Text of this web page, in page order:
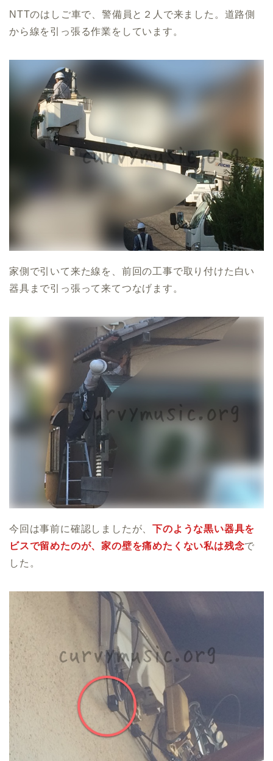
NTTのはしご車で、警備員と２人で来ました。道路側
から線を引っ張る作業をしています。
家側で引いて来た線を、前回の工事で取り付けた白い
器具まで引っ張って来てつなげます。
今回は事前に確認しましたが、下のような黒い器具を
ビスで留めたのが、家の壁を痛めたくない私は残念で
した。